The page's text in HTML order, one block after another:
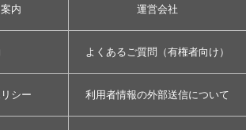
内 運営会社
よくあるご質問（有権者向け）
シー 利用者情報の外部送信について